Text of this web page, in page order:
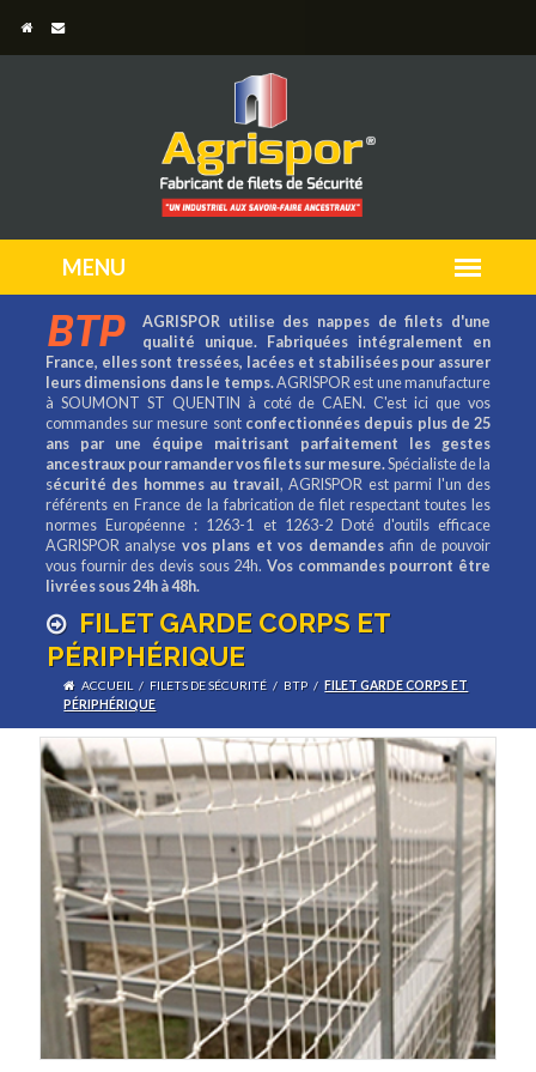
BTP
AGRISPOR utilise des nappes de filets d'une
qualité unique. Fabriquées intégralement en
France, elles sont tressées, lacées et stabilisées pour assurer
leurs dimensions dans le temps.AGRISPOR est une manufacture
à SOUMONT ST QUENTIN à coté de CAEN. C'est ici que vos
commandes sur mesure sont confectionnées depuis plus de 25
ans par une équipe maitrisant parfaitement les gestes
ancestraux pour ramander vos filets sur mesure.Spécialiste de la
sécurité des hommes au travail , AGRISPOR est parmi l'un des
référents en France de la fabrication de filet respectant toutes les
normes Européenne : 1263-1 et 1263-2 Doté d'outils efficace
AGRISPOR analyse vos plans et vos demandesafin de pouvoir
vous fournir des devis sous 24h.Vos commandes pourront être
livrées sous 24h à 48h.
FILET GARDE CORPS ET
PÉRIPHÉRIQUE
ACCUEIL / FILETS DE SÉCURITÉ / BTP / FILET GARDE CORPS ET
PÉRIPHÉRIQUE